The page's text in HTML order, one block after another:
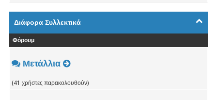
Διάφορα Συλλεκτικά
Φόρουμ
Μετάλλια
(41 χρήστες παρακολουθούν)